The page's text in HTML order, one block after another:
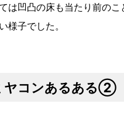
は凹凸の床も当たり前の
様子でした。
ヤコンあるある②